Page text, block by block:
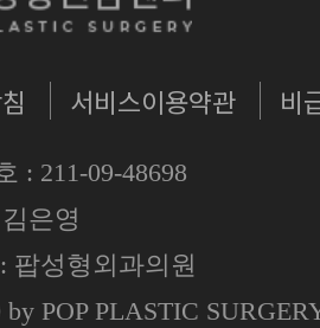
서비스이용약관 비
: 211-09-48698
은영
팝성형외과의원
by POP PLASTIC